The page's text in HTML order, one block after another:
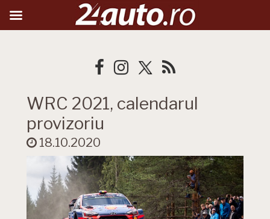
WRC 2021, calendarul
provizoriu
18.10.2020